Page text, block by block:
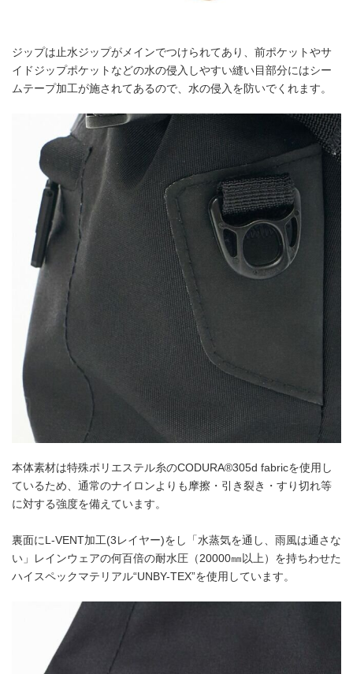
ジップは止水ジップがメインでつけられてあり、前ポケットやサ
イドジップポケットなどの水の侵入しやすい縫い目部分にはシー
ムテープ加工が施されてあるので、水の侵入を防いでくれます。
本体素材は特殊ポリエステル糸のCODURA®305d fabricを使用し
ているため、通常のナイロンよりも摩擦・引き裂き・すり切れ等
に対する強度を備えています。
裏面にL-VENT加工(3レイヤー)をし「水蒸気を通し、雨風は通さな
い」レインウェアの何百倍の耐水圧（20000㎜以上）を持ちわせた
ハイスペックマテリアル“UNBY-TEX”を使用しています。